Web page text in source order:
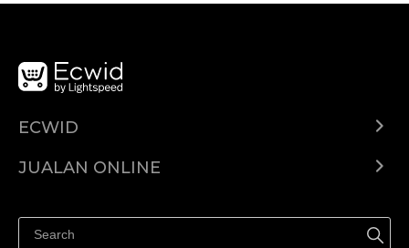
ECWID
Pusat Bantuan
JUALAN ONLINE
Jualan di Facebook